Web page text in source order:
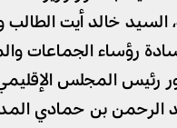
السيد خالد أيت الطالب
رؤساء الجماعات
رئيس المجلس
الرحمن بن حمادي